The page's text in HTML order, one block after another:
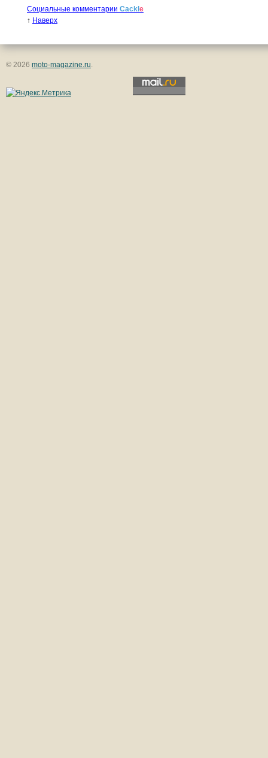
Социальные комментарии Cackl e
↑ Наверх
© 2026 moto-magazine.ru.